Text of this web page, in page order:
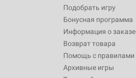
Подобрать игру
Бонусная программа
Информация о заказе
Возврат товара
Помощь с правилами
Архивные игры